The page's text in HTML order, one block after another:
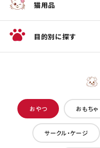
猫用品
目的別に探す
おやつ おもちゃ
サークル・ケージ